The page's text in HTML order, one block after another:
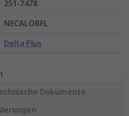
251-7478
NECALORFL
Delta Plus
Dokumente